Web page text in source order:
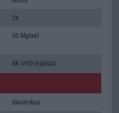
2x
50 Mpixel
4K UHD lejátszó
dinamikus